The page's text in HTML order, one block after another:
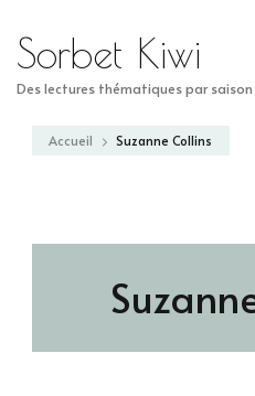
Sorbet Kiwi
Des lectures thématiques par
Accueil Suzanne Collins